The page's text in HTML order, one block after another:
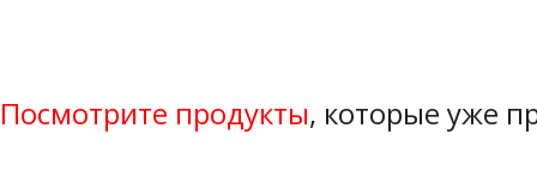
Посмотрите продукты, которые уже